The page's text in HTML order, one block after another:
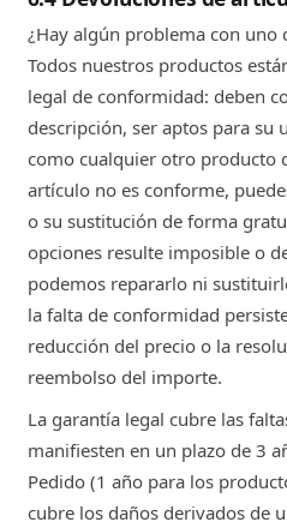
¿Hay algún problema con uno
Todos nuestros productos
legal de conformidad: deben
descripción, ser aptos para su
como cualquier otro producto
artículo no es conforme,
o su sustitución de forma
opciones resulte imposible o
podemos repararlo ni
la falta de conformidad
reducción del precio o la
reembolso del importe.
La garantía legal cubre las
manifiesten en un plazo de 3
Pedido (1 año para los
cubre los daños derivados de